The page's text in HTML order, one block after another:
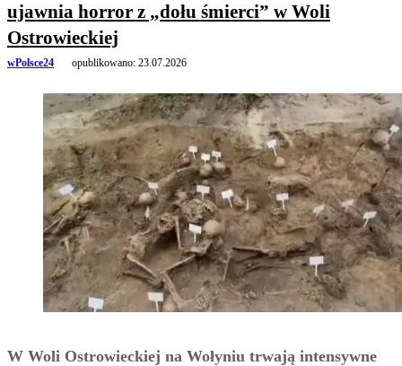
ujawnia horror z „dołu śmierci” w Woli
Ostrowieckiej
wPolsce24 opublikowano: 23.07.2026
W Woli Ostrowieckiej na Wołyniu trwają intensywne